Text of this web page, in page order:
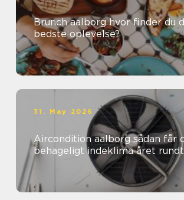
Brunch aalborg hvor finder du den
bedste oplevelse?
31. May 2026
Aircondition aalborg sådan får du et
behageligt indeklima året rundt